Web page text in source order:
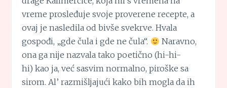
vreme prosleđuje svoje proverene recepte, a
ovaj je nasledila od bivše svekrve. Hvala
gospođi, „gde čula i gde ne čula“.
Naravno,
ona ga nije nazvala tako poetično (hi-hi-
hi) kao ja, već sasvim normalno, piroške sa
sirom. Al’ razmišljajući kako bih mogla da ih